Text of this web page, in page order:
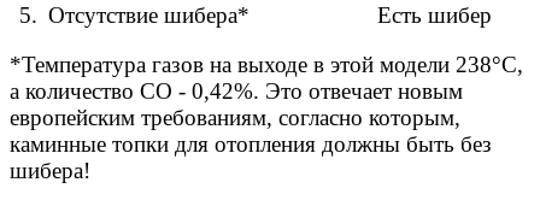
5. Отсутствие шибера*
Есть шибер
*Температура газов на выходе в этой модели 238°С,
а количество СО - 0,42%. Это отвечает новым
европейским требованиям, согласно которым,
каминные топки для отопления должны быть без
шибера!